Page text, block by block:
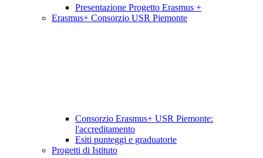
Presentazione Progetto Erasmus +
Erasmus+ Consorzio USR Piemonte
Consorzio Erasmus+ USR Piemonte:
l'accreditamento
Esiti punteggi e graduatorie
Progetti di Istituto